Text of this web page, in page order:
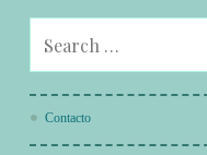
Contacto